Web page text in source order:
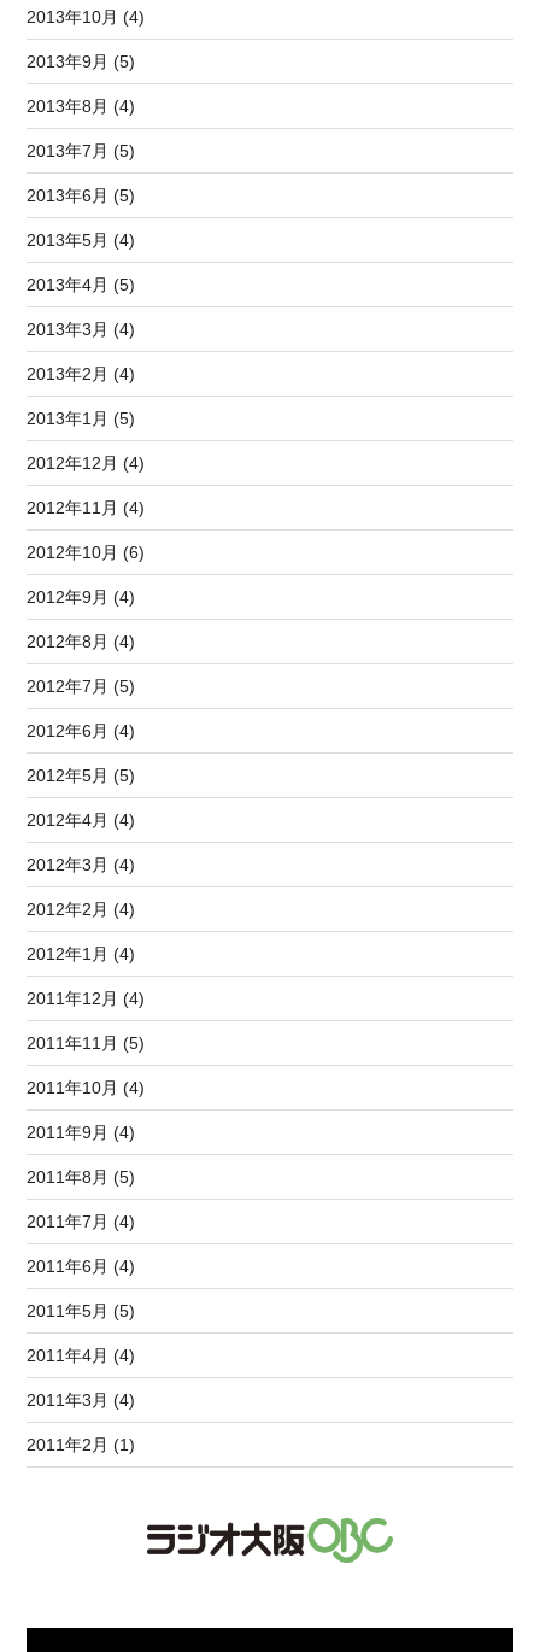
2013年10月 (4)
2013年9月 (5)
2013年8月 (4)
2013年7月 (5)
2013年6月 (5)
2013年5月 (4)
2013年4月 (5)
2013年3月 (4)
2013年2月 (4)
2013年1月 (5)
2012年12月 (4)
2012年11月 (4)
2012年10月 (6)
2012年9月 (4)
2012年8月 (4)
2012年7月 (5)
2012年6月 (4)
2012年5月 (5)
2012年4月 (4)
2012年3月 (4)
2012年2月 (4)
2012年1月 (4)
2011年12月 (4)
2011年11月 (5)
2011年10月 (4)
2011年9月 (4)
2011年8月 (5)
2011年7月 (4)
2011年6月 (4)
2011年5月 (5)
2011年4月 (4)
2011年3月 (4)
2011年2月 (1)